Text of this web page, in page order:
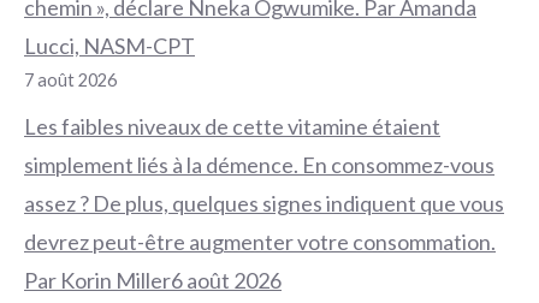
chemin », déclare Nneka Ogwumike. Par Amanda
Lucci, NASM-CPT
7 août 2026
Les faibles niveaux de cette vitamine étaient
simplement liés à la démence. En consommez-vous
assez ? De plus, quelques signes indiquent que vous
devrez peut-être augmenter votre consommation.
Par Korin Miller6 août 2026